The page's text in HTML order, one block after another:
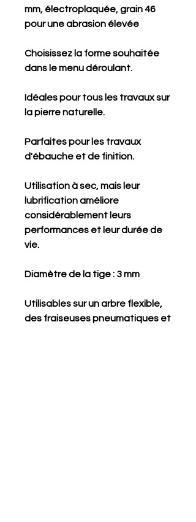
mm, électroplaquée, grain 46
pour une abrasion élevée
Choisissez la forme souhaitée
dans le menu déroulant.
Idéales pour tous les travaux sur
la pierre naturelle.
Parfaites pour les travaux
d'ébauche et de finition.
Utilisation à sec, mais leur
lubrification améliore
considérablement leurs
performances et leur durée de
vie.
Diamètre de la tige : 3 mm
Utilisables sur un arbre flexible,
des fraiseuses pneumatiques et